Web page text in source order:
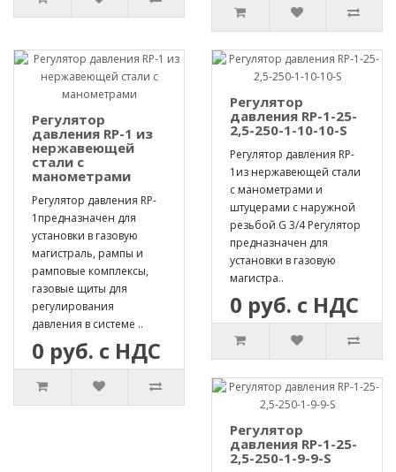
Регулятор
давления RP-1 из
нержавеющей
стали с
манометрами
Регулятор давления RP-
1предназначен для
установки в газовую
магистраль, рампы и
рамповые комплексы,
газовые щиты для
регулирования
давления в системе ..
0 руб. с НДС
Регулятор
давления RP-1-25-
2,5-250-1-10-10-S
Регулятор давления RP-
1из нержавеющей стали
с манометрами и
штуцерами с наружной
резьбой G 3/4 Регулятор
предназначен для
установки в газовую
магистра..
0 руб. с НДС
Регулятор
давления RP-1-25-
2,5-250-1-9-9-S